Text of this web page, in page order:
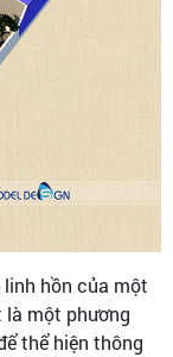
hồn của một
là một phương
thể hiện thông